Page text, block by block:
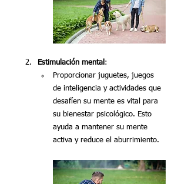
Estimulación mental :
Proporcionar juguetes, juegos
de inteligencia y actividades que
desafíen su mente es vital para
su bienestar psicológico. Esto
ayuda a mantener su mente
activa y reduce el aburrimiento.